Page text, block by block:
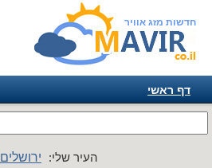
חדשות מזג אוויר
דף ראשי
העיר שלי: ירושלים